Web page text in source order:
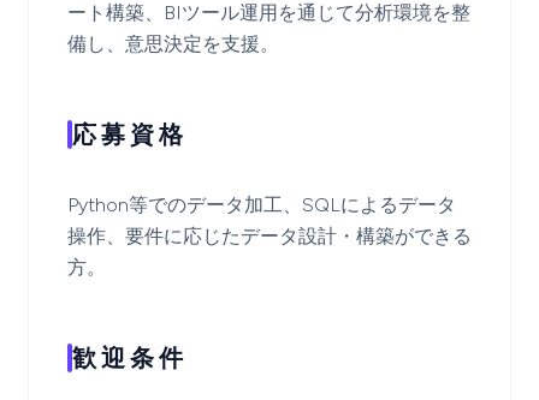
ート構築、BIツール運用を通じて分析環境を整
備し、意思決定を支援。
応募資格
Python等でのデータ加工、SQLによるデータ
操作、要件に応じたデータ設計・構築ができる
方。
歓迎条件